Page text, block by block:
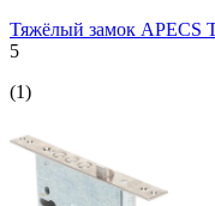
Тяжёлый замок APECS
5
(1)